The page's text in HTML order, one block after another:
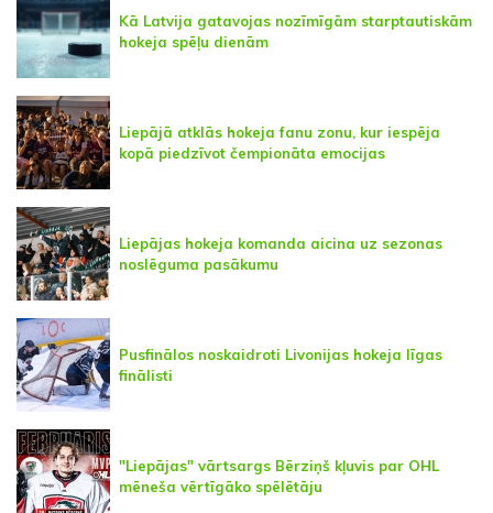
Kā Latvija gatavojas nozīmīgām starptautiskām
hokeja spēļu dienām
Liepājā atklās hokeja fanu zonu, kur iespēja
kopā piedzīvot čempionāta emocijas
Liepājas hokeja komanda aicina uz sezonas
noslēguma pasākumu
Pusfinālos noskaidroti Livonijas hokeja līgas
finālisti
"Liepājas" vārtsargs Bērziņš kļuvis par OHL
mēneša vērtīgāko spēlētāju